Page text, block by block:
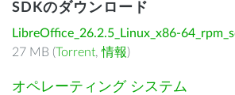
SDKのダウンロード
LibreOffice_26.2.5_Linux_x86-
27 MB (Torrent,情報)
オペレーティング システム